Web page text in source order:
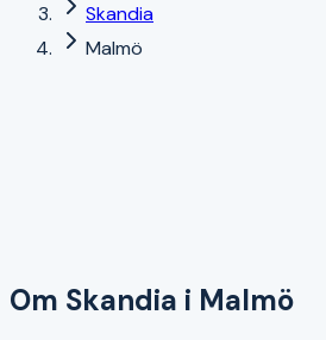
Skandia
Malmö
Om Skandia i Malmö